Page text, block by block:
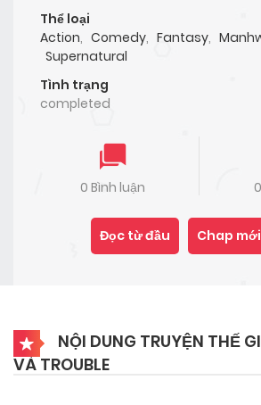
Thể loại
Action, Comedy, Fantasy,
Supernatural
Tình trạng
completed
0 Bình luận
Đọc từ đầu Chap
NỘI DUNG TRUYỆN THẾ
VÀ TROUBLE